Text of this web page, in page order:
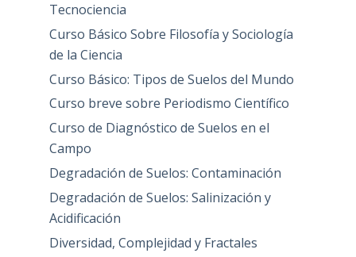
Tecnociencia
Curso Básico Sobre Filosofía y Sociología
de la Ciencia
Curso Básico: Tipos de Suelos del Mundo
Curso breve sobre Periodismo Científico
Curso de Diagnóstico de Suelos en el
Campo
Degradación de Suelos: Contaminación
Degradación de Suelos: Salinización y
Acidificación
Diversidad, Complejidad y Fractales